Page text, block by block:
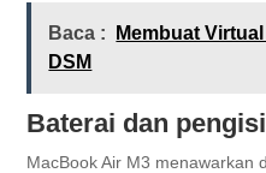
Baca :
Membuat
DSM
Baterai dan
MacBook Air M3 menawarkan